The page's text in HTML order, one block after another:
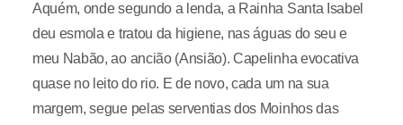
Aquém, onde segundo a lenda, a Rainha Santa Isabel
deu esmola e tratou da higiene, nas águas do seu e
meu Nabão, ao ancião (Ansião). Capelinha evocativa
quase no leito do rio. E de novo, cada um na sua
margem, segue pelas serventias dos Moinhos das